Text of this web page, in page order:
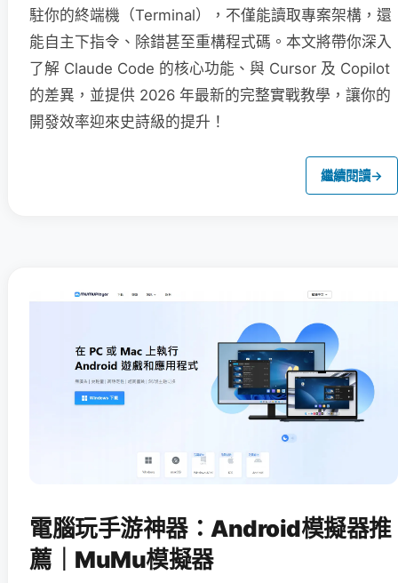
駐你的終端機（Terminal），不僅能讀取專案架構，還
能自主下指令、除錯甚至重構程式碼。本文將帶你深入
了解 Claude Code 的核心功能、與 Cursor 及 Copilot
的差異，並提供 2026 年最新的完整實戰教學，讓你的
開發效率迎來史詩級的提升！
繼續閱讀→
電腦玩手游神器：Android模擬器推
薦｜MuMu模擬器